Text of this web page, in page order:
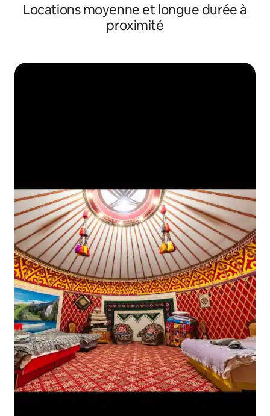
Locations moyenne et longue durée à
proximité